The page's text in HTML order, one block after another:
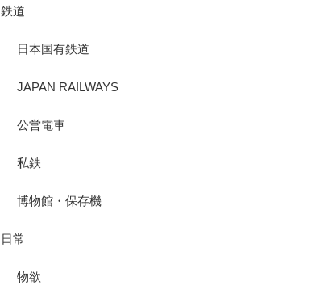
鉄道
日本国有鉄道
JAPAN RAILWAYS
公営電車
私鉄
博物館・保存機
日常
物欲